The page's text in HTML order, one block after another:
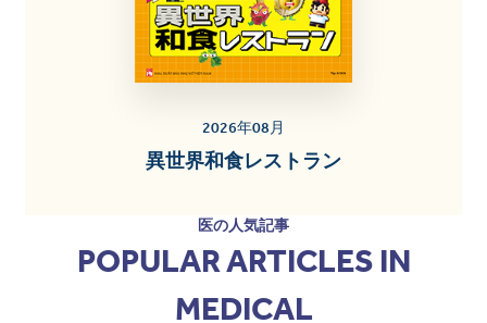
2026年08月
異世界和食レストラン
医の人気記事
POPULAR ARTICLES IN
MEDICAL